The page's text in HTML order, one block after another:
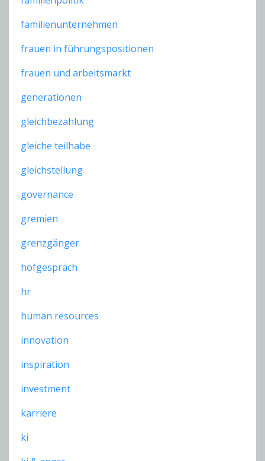
familienunternehmen
frauen in führungspositionen
frauen und arbeitsmarkt
generationen
gleichbezahlung
gleiche teilhabe
gleichstellung
governance
gremien
grenzgänger
hofgespräch
hr
human resources
innovation
inspiration
investment
karriere
ki